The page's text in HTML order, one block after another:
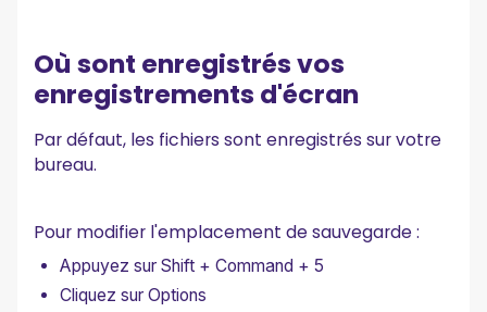
Où sont enregistrés vos
enregistrements d'écran
Par défaut, les fichiers sont enregistrés sur votre
bureau.
Pour modifier l'emplacement de sauvegarde :
Appuyez sur Shift + Command + 5
Cliquez sur Options